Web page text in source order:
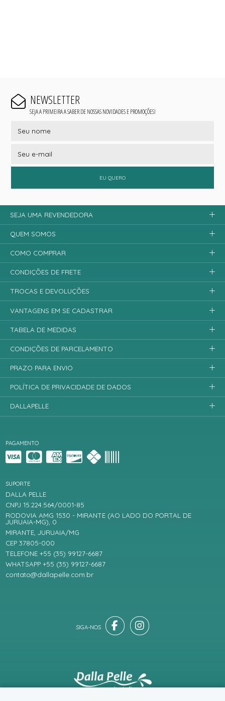
NEWSLETTER
SEJA A PRIMEIRA A SABER DE NOSSAS NOVIDADES E PROMOÇÕES!
EU QUERO
PAGAMENTO
SUPORTE
DALLA PELLE
CNPJ 15.224.564/0001-85
RODOVIA AMG 1530 - MIRANTE (AO LADO DO PORTAL DE
JURUAIA-MG), 0
MIRANTE, JURUAIA/MG
CEP 37805-000
TELEFONE +55 (35) 99127-6687
WHATSAPP +55 (35) 99127-6687
contato@dallapelle.com.br
SEJA UMA REVENDEDORA
QUEM SOMOS
COMO COMPRAR
CONDIÇÕES DE FRETE
TROCAS E DEVOLUÇÕES
VANTAGENS EM SE CADASTRAR
TABELA DE MEDIDAS
CONDIÇÕES DE PARCELAMENTO
PRAZO PARA ENVIO
POLÍTICA DE PRIVACIDADE DE DADOS
DALLAPELLE